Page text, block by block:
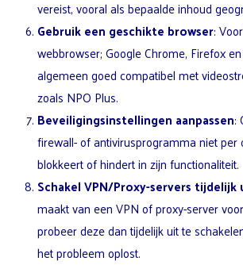
vereist, vooral als bepaalde inhoud
Gebruik een geschikte browser:
webbrowser; Google Chrome, Firefox
algemeen goed compatibel met
zoals NPO Plus.
Beveiligingsinstellingen aanpassen:
firewall- of antivirusprogramma niet per
blokkeert of hindert in zijn functionaliteit.
Schakel VPN/Proxy-servers tijdelijk
maakt van een VPN of proxy-server
probeer deze dan tijdelijk uit te
het probleem oplost.